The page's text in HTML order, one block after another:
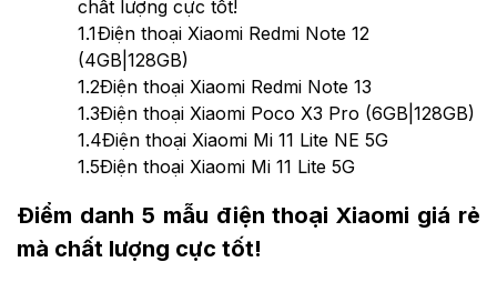
chất lượng cực tốt!
1.1Điện thoại Xiaomi Redmi Note 12
(4GB|128GB)
1.2Điện thoại Xiaomi Redmi Note 13
1.3Điện thoại Xiaomi Poco X3 Pro (6GB|128GB)
1.4Điện thoại Xiaomi Mi 11 Lite NE 5G
1.5Điện thoại Xiaomi Mi 11 Lite 5G
Điểm danh 5 mẫu điện thoại Xiaomi giá rẻ
mà chất lượng cực tốt!